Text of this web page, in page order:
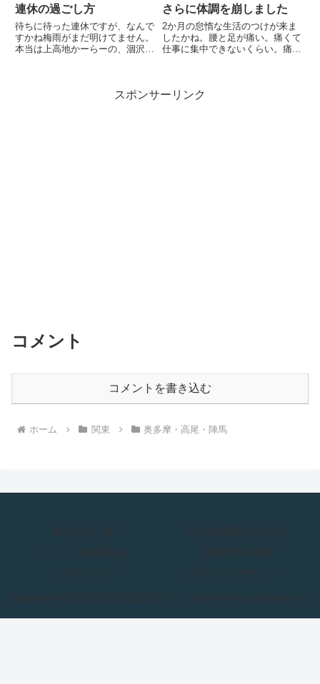
連休の過ごし方
待ちに待った連休ですが、なんで
すかね梅雨がまだ明けてません。
本当は上高地かーらーの、涸沢！
ということで代替案を検討してい
さらに体調を崩しました
2か月の怠惰な生活のつけが来ま
したかね。腰と足が痛い。痛くて
仕事に集中できないくらい。痛み
た。足の方は血管と神経がぎゅっ
スポンサーリンク
コメント
コメントを書き込む
ホーム 関東 奥多摩・高尾・陣馬